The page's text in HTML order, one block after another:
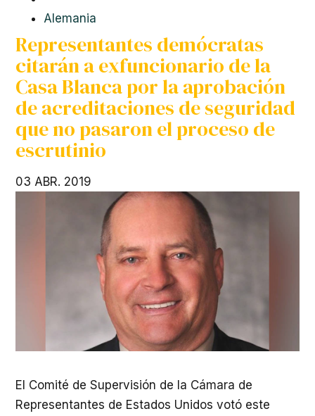
Alemania
Representantes demócratas
citarán a exfuncionario de la
Casa Blanca por la aprobación
de acreditaciones de seguridad
que no pasaron el proceso de
escrutinio
03 ABR. 2019
El Comité de Supervisión de la Cámara de
Representantes de Estados Unidos votó este